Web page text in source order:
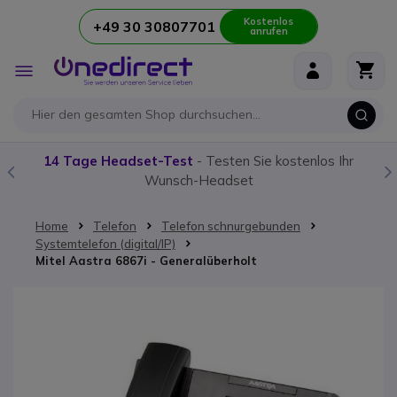
Zum Inhalt springen+49 30 30807701 Kostenlos
anrufen
Navigation
umschalten
14 Tage Headset-Test - Testen Sie kostenlos Ihr
Wunsch-Headset
Home Telefon
Telefon schnurgebunden
Systemtelefon (digital/IP)
Mitel Aastra 6867i - Generalüberholt